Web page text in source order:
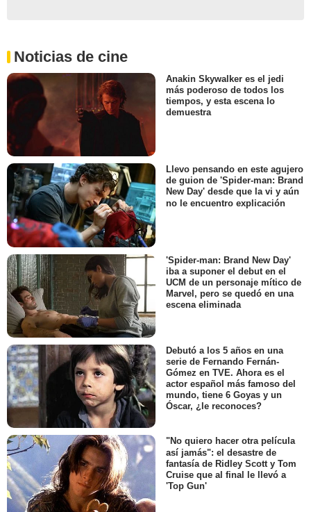
Noticias de cine
Anakin Skywalker es el jedi
más poderoso de todos los
tiempos, y esta escena lo
demuestra
Llevo pensando en este agujero
de guion de 'Spider-man: Brand
New Day' desde que la vi y aún
no le encuentro explicación
'Spider-man: Brand New Day'
iba a suponer el debut en el
UCM de un personaje mítico de
Marvel, pero se quedó en una
escena eliminada
Debutó a los 5 años en una
serie de Fernando Fernán-
Gómez en TVE. Ahora es el
actor español más famoso del
mundo, tiene 6 Goyas y un
Óscar, ¿le reconoces?
"No quiero hacer otra película
así jamás": el desastre de
fantasía de Ridley Scott y Tom
Cruise que al final le llevó a
'Top Gun'